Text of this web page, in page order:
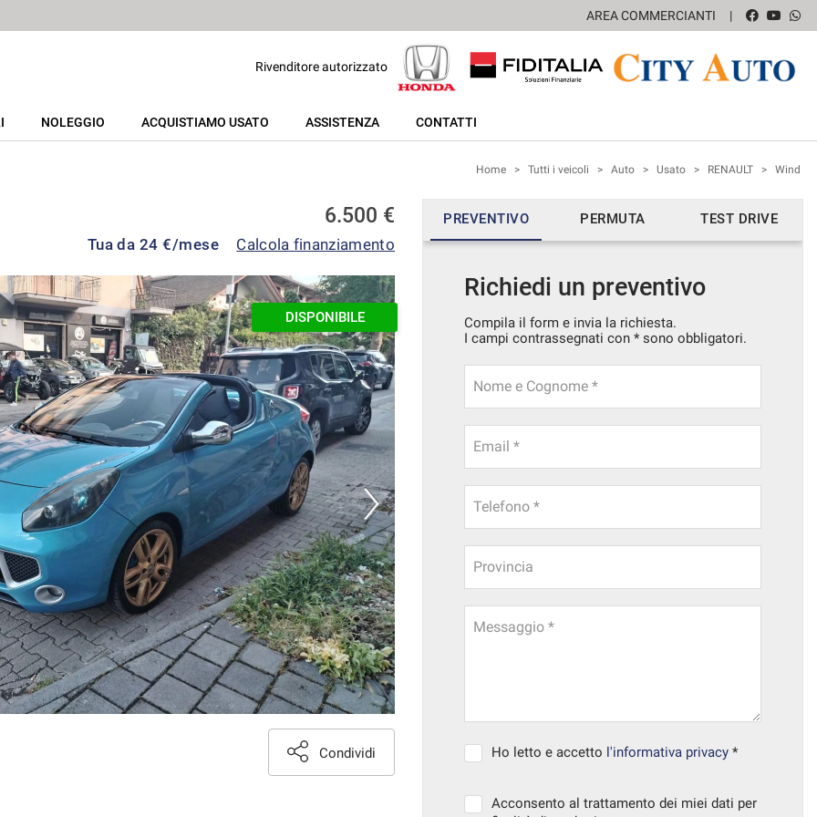
AREA COMMERCIANTI
Rivenditore autorizzato
NOLEGGIO ACQUISTIAMO USATO ASSISTENZA CONTATTI
Home > Tutti i veicoli > Auto > Usato > RENAULT > Wind
6.500 €
Tua da 24 €/mese Calcola finanziamento
DISPONIBILE
Condividi
PREVENTIVO PERMUTA TEST DRIVE
Richiedi un preventivo
Compila il form e invia la richiesta.
I campi contrassegnati con * sono obbligatori.
Nome e Cognome *
Email *
Telefono *
Provincia
Messaggio *
Ho letto e accetto l'informativa privacy *
Acconsento al trattamento dei miei dati per